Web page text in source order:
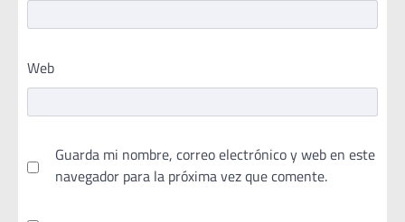
Web
Guarda mi nombre, correo electrónico y web en este
navegador para la próxima vez que comente.